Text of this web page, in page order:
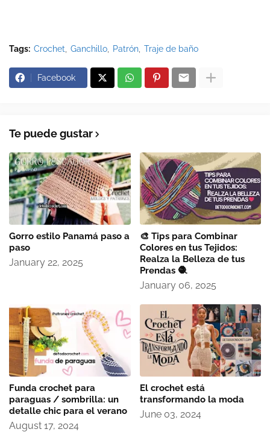
Tags: Crochet Ganchillo Patrón Traje de baño
Facebook
Te puede gustar
Gorro estilo Panamá paso a
paso
January 22, 2025
🎨 Tips para Combinar
Colores en tus Tejidos:
Realza la Belleza de tus
Prendas 🧶
January 06, 2025
Funda crochet para
paraguas / sombrilla: un
detalle chic para el verano
August 17, 2024
El crochet está
transformando la moda
June 03, 2024